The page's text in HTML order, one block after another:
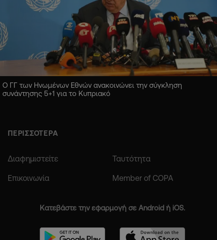
Ο ΓΓ των Ηνωμένων Εθνών ανακοινώνει την σύγκληση
συνάντησης 5+1 για το Κυπριακό
ΠΕΡΙΣΣΟΤΕΡΑ
Διαφημιστείτε Ταυτότητα
Επικοινωνία Member of COPA
Κατεβάστε την εφαρμογή σε Android ή iOS.